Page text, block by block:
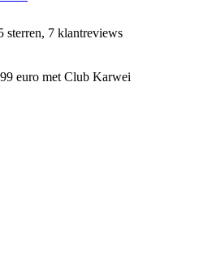
sterren, 7 klantreviews
euro met Club Karwei